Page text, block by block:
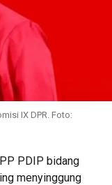
IX DPR. Foto:
PDIP bidang
menyinggung